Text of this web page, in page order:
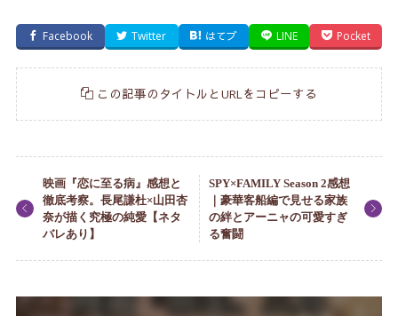
Facebook Twitter はてブ LINE Pocket
この記事のタイトルとURLをコピーする
映画『恋に至る病』感想と
徹底考察。長尾謙杜×山田杏
奈が描く究極の純愛【ネタ
バレあり】
SPY×FAMILY Season 2感想
｜豪華客船編で見せる家族
の絆とアーニャの可愛すぎ
る奮闘